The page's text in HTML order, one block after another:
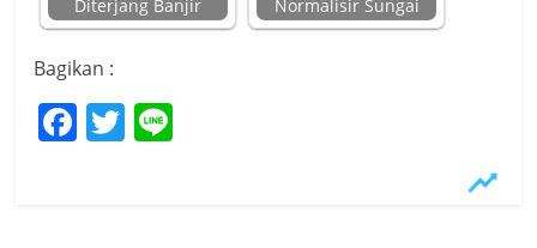
Diterjang Banjir
Normalisir Sungai
Bagikan :
F T